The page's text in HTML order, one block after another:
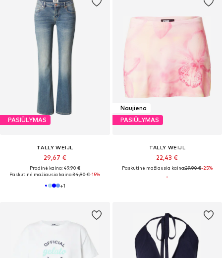
PASIŪLYMAS
TALLY WEIJL
29,67 €
Pradinė kaina: 49,90 €
Paskutinė mažiausia kaina:34,90 €-15%
+1
Naujiena
PASIŪLYMAS
TALLY WEIJL
22,43 €
Paskutinė mažiausia kaina:29,90 €-25%